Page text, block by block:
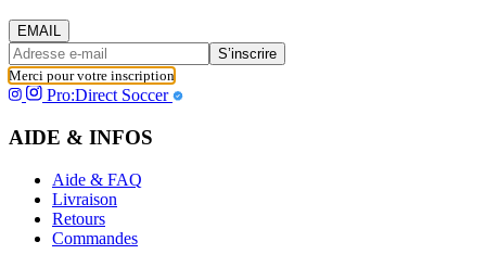
EMAIL
S’inscrire
Merci pour votre inscription
Pro:Direct Soccer
AIDE & INFOS
Aide & FAQ
Livraison
Retours
Commandes